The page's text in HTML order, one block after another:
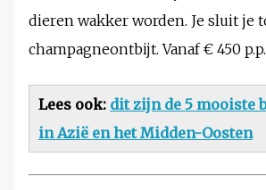
dieren wakker worden. Je sluit je
champagneontbijt. Vanaf € 450 p.p.
Lees ook: dit zijn de 5 mooiste
in Azië en het Midden-Oosten